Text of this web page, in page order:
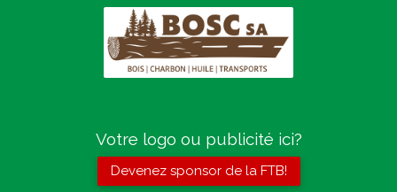
Votre logo ou publicité ici?
Devenez sponsor de la FTB!